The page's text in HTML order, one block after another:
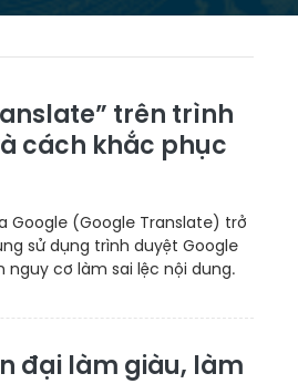
trên trình
cách khắc phục
(Google Translate) trở
sử dụng trình duyệt Google
cơ làm sai lệc nội dung.
đại làm giàu, làm